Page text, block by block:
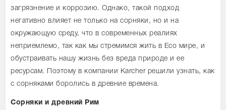
загрязнение и коррозию. Однако, такой подход
негативно влияет не только на сорняки, но и на
окружающую среду, что в современных реалиях
неприемлемо, так как мы стремимся жить в Eco мире, и
обустраивать нашу жизнь без вреда природе и ее
ресурсам. Поэтому в компании Karcher решили узнать, как
с сорняками боролись в древние времена.
Сорняки и древний Рим